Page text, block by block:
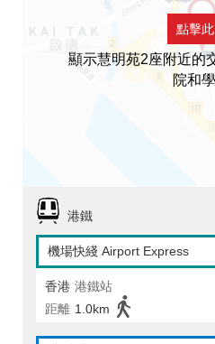
點擊
顯示慧明苑2座附近的
院和
港鐵
機場快綫 Airport Express
香港 港鐵站
距離 1.0km